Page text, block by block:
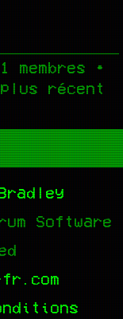
1
membres •
récent
Software
fr.com